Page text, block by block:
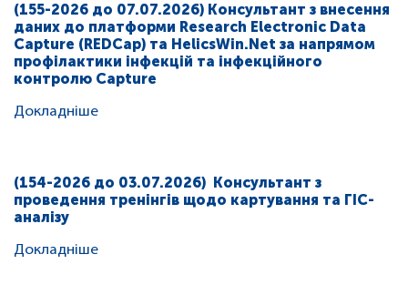
(155-2026 до 07.07.2026) Консультант з внесення
даних до платформи Research Electronic Data
Capture (REDCap) та HelicsWin.Net за напрямом
профілактики інфекцій та інфекційного
контролю Capture
Докладніше
(154-2026 до 03.07.2026) Консультант з
проведення тренінгів щодо картування та ГІС-
аналізу
Докладніше